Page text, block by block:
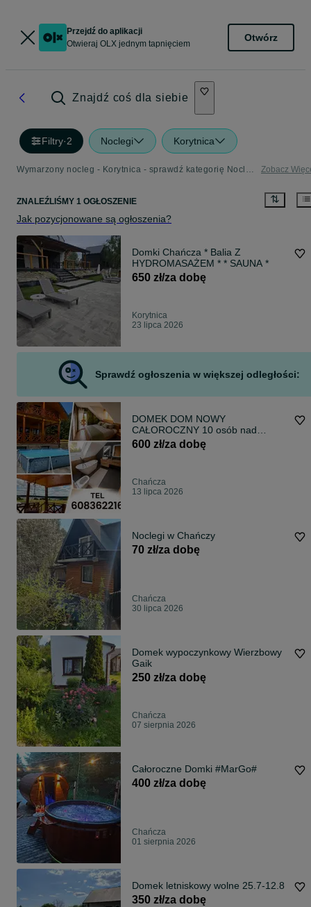
Przejdź do aplikacji
Otwieraj OLX jednym tapnięciem
Otwórz
Znajdź coś dla siebie
Filtry·2 Noclegi Korytnica
Wymarzony nocleg - Korytnica - sprawdź kategorię Noclegi Zobacz
ZNALEŹLIŚMY 1 OGŁOSZENIE
Jak pozycjonowane są ogłoszenia?
Domki Chańcza * Balia Z
HYDROMASAŻEM * * SAUNA *
650 zł/za dobę
Korytnica
23 lipca 2026
Sprawdź ogłoszenia w większej odległości:
DOMEK DOM NOWY
CAŁOROCZNY 10 osób nad
zalawem Chańcza blisko zalewu
JAKUZZI WIDOKOWA CHAŃCZA
600 zł/za dobę
Chańcza
13 lipca 2026
Noclegi w Chańczy
70 zł/za dobę
Chańcza
30 lipca 2026
Domek wypoczynkowy Wierzbowy
Gaik
250 zł/za dobę
Chańcza
07 sierpnia 2026
Całoroczne Domki #MarGo#
400 zł/za dobę
Chańcza
01 sierpnia 2026
Domek letniskowy wolne 25.7-12.8
350 zł/za dobę